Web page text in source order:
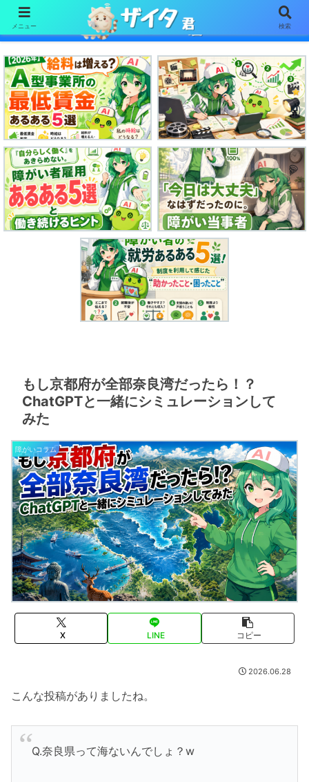
もし京都府が全部奈良湾だったら！？
ChatGPTと一緒にシミュレーションして
みた
障がいコラム
X LINE コピー
2026.06.28
こんな投稿がありましたね。
Q.奈良県って海ないんでしょ？w
メニュー 検索